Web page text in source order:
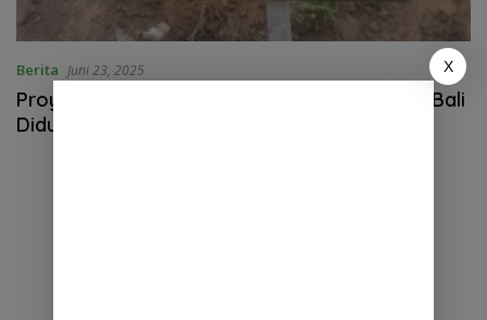
Berita Juni 23, 2025
Proyek Drainase Ratusan Juta di jalan kuala Bali
Diduga Asal Jadi, Warga Kecewa
X